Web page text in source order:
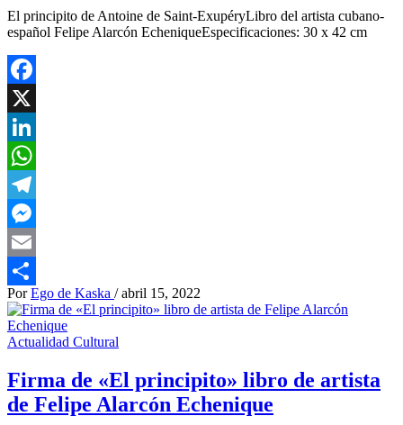
El principito de Antoine de Saint-ExupéryLibro del artista cubano-
español Felipe Alarcón EcheniqueEspecificaciones: 30 x 42 cm
Facebook
X
LinkedIn
WhatsApp
Telegram
Messenger
Email
Compartir
Por Ego de Kaska / abril 15, 2022
Actualidad Cultural
Firma de «El principito» libro de artista
de Felipe Alarcón Echenique